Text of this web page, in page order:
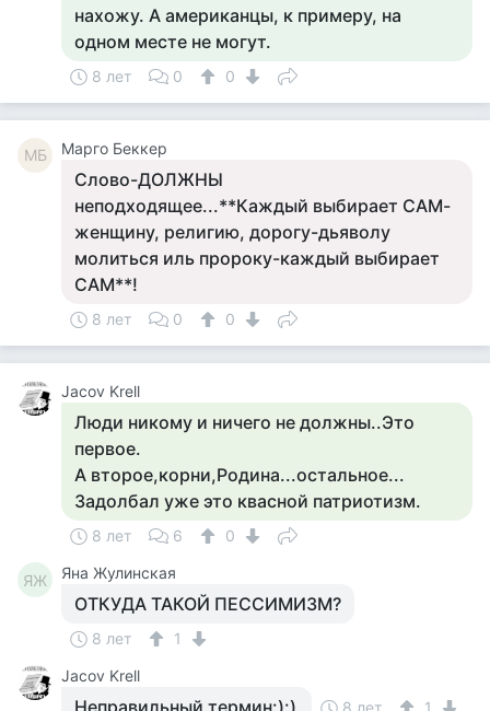
нахожу. А американцы, к примеру, на
одном месте не могут.
8 лет 0 0
MБ Mарго Беккер
Слово-ДОЛЖНЫ
неподходящее...**Каждый выбирает САМ-
женщину, религию, дорогу-дьяволу
молиться иль пророку-каждый выбирает
САМ**!
8 лет 0 0
Jacov Krell
Люди никому и ничего не должны..Это
первое.
А второе,корни,Родина...остальное...
Задолбал уже это квасной патриотизм.
8 лет 6 0
ЯЖ Яна Жулинская
ОТКУДА ТАКОЙ ПЕССИМИЗМ?
8 лет
1
Jacov Krell
Неправильный термин:):) 8 лет 1